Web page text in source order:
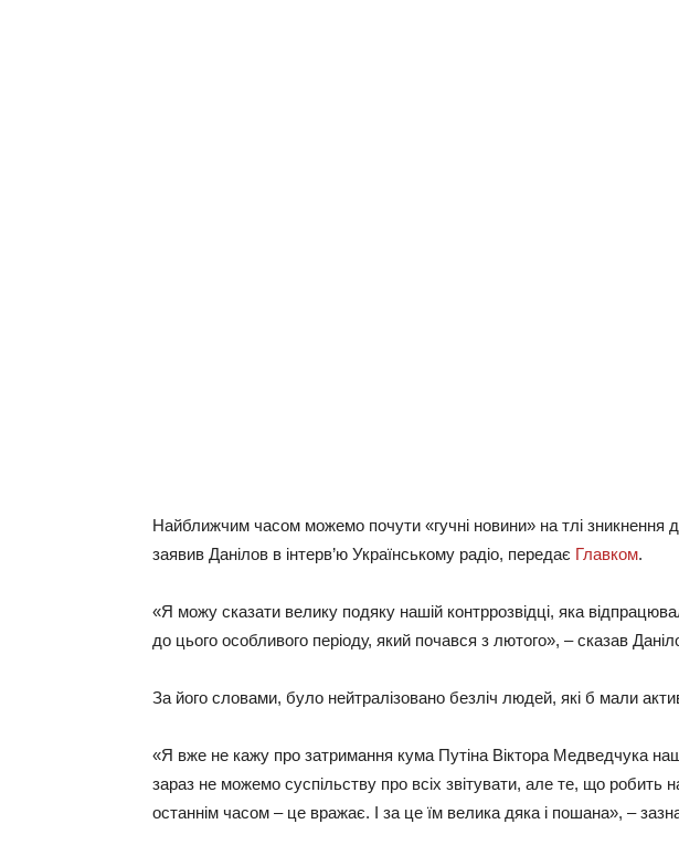
Найближчим часом можемо почути «гучні новини» на тлі зникнення
заявив Данілов в інтерв’ю Українському радіо, передає Главком.
«Я можу сказати велику подяку нашій контррозвідці, яка
до цього особливого періоду, який почався з лютого», – сказав
За його словами, було нейтралізовано безліч людей, які б мали
«Я вже не кажу про затримання кума Путіна Віктора Медведчука
зараз не можемо суспільству про всіх звітувати, але те, що робить
останнім часом – це вражає. І за це їм велика дяка і пошана», –